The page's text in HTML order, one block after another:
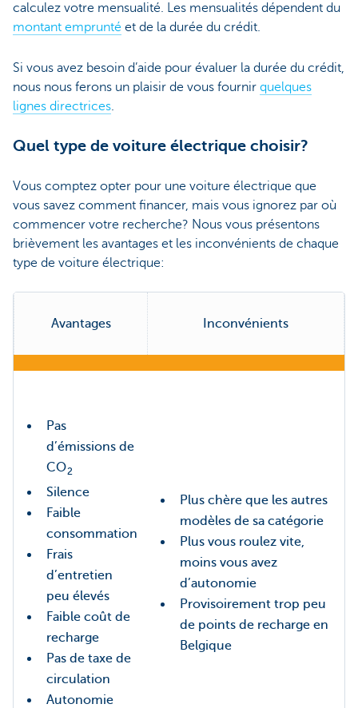
calculez votre mensualité. Les mensualités dépendent du
montant emprunté et de la durée du crédit.
Si vous avez besoin d’aide pour évaluer la durée du crédit,
nous nous ferons un plaisir de vous fournir quelques
lignes directrices.
Quel type de voiture électrique choisir?
Vous comptez opter pour une voiture électrique que
vous savez comment financer, mais vous ignorez par où
commencer votre recherche? Nous vous présentons
brièvement les avantages et les inconvénients de chaque
type de voiture électrique:
Avantages Inconvénients
Pas
d’émissions de
CO2
Silence
Faible
consommation
Frais
d’entretien
peu élevés
Faible coût de
recharge
Pas de taxe de
circulation
Autonomie
Plus chère que les autres
modèles de sa catégorie
Plus vous roulez vite,
moins vous avez
d’autonomie
Provisoirement trop peu
de points de recharge en
Belgique